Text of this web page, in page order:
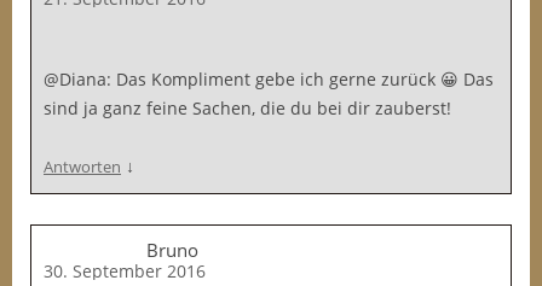
@Diana: Das Kompliment gebe ich gerne zurück 😀 Das
sind ja ganz feine Sachen, die du bei dir zauberst!
Antworten ↓
Bruno
30. September 2016